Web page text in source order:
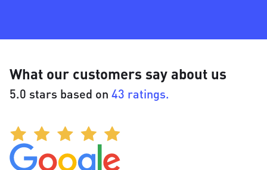
What our customers say about us
5.0 stars based on 43 ratings.